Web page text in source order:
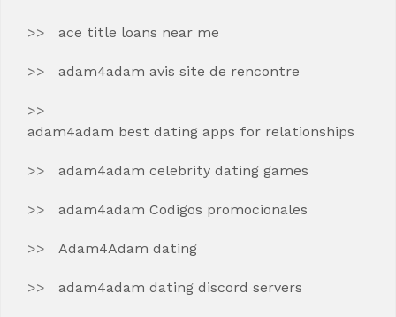
ace title loans near me
adam4adam avis site de rencontre
adam4adam best dating apps for relationships
adam4adam celebrity dating games
adam4adam Codigos promocionales
Adam4Adam dating
adam4adam dating discord servers